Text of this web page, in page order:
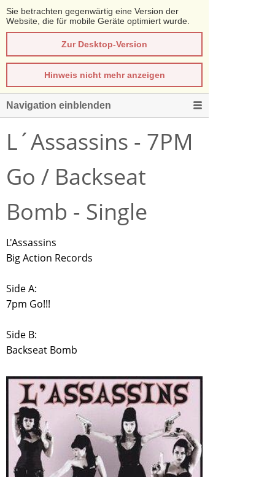
Sie betrachten gegenwärtig eine Version der
Website, die für mobile Geräte optimiert wurde.
Zur Desktop-Version
Hinweis nicht mehr anzeigen
Navigation einblenden
L´Assassins - 7PM
Go / Backseat
Bomb - Single
L'Assassins
Big Action Records
Side A:
7pm Go!!!
Side B:
Backseat Bomb